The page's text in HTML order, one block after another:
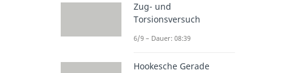
Zug- und
Torsionsversuch
6/9 – Dauer: 08:39
Hookesche Gerade